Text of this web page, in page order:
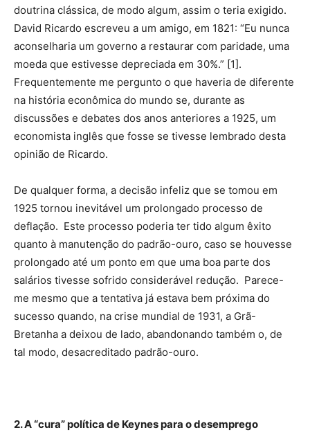
doutrina clássica, de modo algum, assim o teria exigido.
David Ricardo escreveu a um amigo, em 1821: “Eu nunca
aconselharia um governo a restaurar com paridade, uma
moeda que estivesse depreciada em 30%.” [1].
Frequentemente me pergunto o que haveria de diferente
na história econômica do mundo se, durante as
discussões e debates dos anos anteriores a 1925, um
economista inglês que fosse se tivesse lembrado desta
opinião de Ricardo.
De qualquer forma, a decisão infeliz que se tomou em
1925 tornou inevitável um prolongado processo de
deflação. Este processo poderia ter tido algum êxito
quanto à manutenção do padrão-ouro, caso se houvesse
prolongado até um ponto em que uma boa parte dos
salários tivesse sofrido considerável redução. Parece-
me mesmo que a tentativa já estava bem próxima do
sucesso quando, na crise mundial de 1931, a Grã-
Bretanha a deixou de lado, abandonando também o, de
tal modo, desacreditado padrão-ouro.
2. A “cura” política de Keynes para o desemprego